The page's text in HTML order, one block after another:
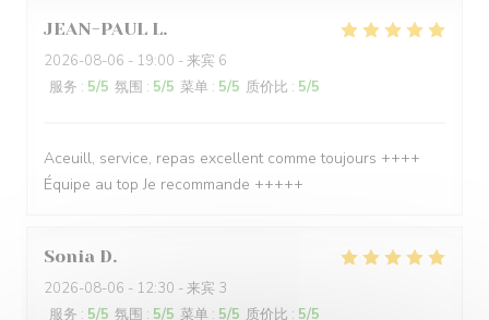
JEAN-PAUL L
2026-08-06 - 19:00 - 来宾 6
服务 : 5/5 氛围 : 5/5 菜单 : 5/5 质价比 : 5/5
Aceuill, service, repas excellent comme toujours ++++
Équipe au top Je recommande +++++
Sonia D
2026-08-06 - 12:30 - 来宾 3
服务 : 5/5 氛围 : 5/5 菜单 : 5/5 质价比 : 5/5